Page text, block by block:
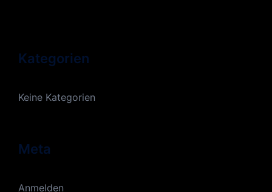
Kategorien
Keine Kategorien
Meta
Anmelden